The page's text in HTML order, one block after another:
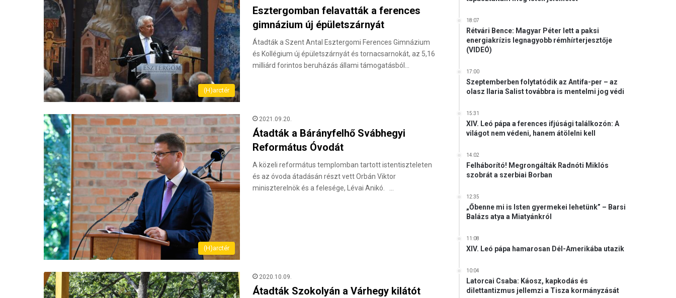
(H)arctér
Esztergomban felavatták a ferences
gimnázium új épületszárnyát
Átadták a Szent Antal Esztergomi Ferences Gimnázium
és Kollégium új épületszárnyát és tornacsarnokát, az 5,16
milliárd forintos beruházás állami támogatásból…
(H)arctér
2021.09.20.
Átadták a Bárányfelhő Svábhegyi
Református Óvodát
A közeli református templomban tartott istentiszteleten
és az óvoda átadásán részt vett Orbán Viktor
miniszterelnök és a felesége, Lévai Anikó. …
2020.10.09.
Átadták Szokolyán a Várhegy kilátót
18:07
Rétvári Bence: Magyar Péter lett a paksi
energiakrízis legnagyobb rémhírterjesztője
(VIDEÓ)
17:00
Szeptemberben folytatódik az Antifa-per – az
olasz Ilaria Salist továbbra is mentelmi jog védi
15:31
XIV. Leó pápa a ferences ifjúsági találkozón: A
világot nem védeni, hanem átölelni kell
14:02
Felháborító! Megrongálták Radnóti Miklós
szobrát a szerbiai Borban
12:35
„Őbenne mi is Isten gyermekei lehetünk” – Barsi
Balázs atya a Miatyánkról
11:08
XIV. Leó pápa hamarosan Dél-Amerikába utazik
10:04
Latorcai Csaba: Káosz, kapkodás és
dilettantizmus jellemzi a Tisza kormányzását